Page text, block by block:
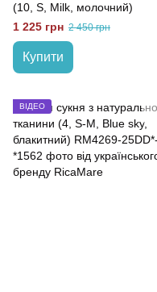
(10, S, Milk, молочний)
1 225 грн 2 450 грн
Купити
ВІДЕО